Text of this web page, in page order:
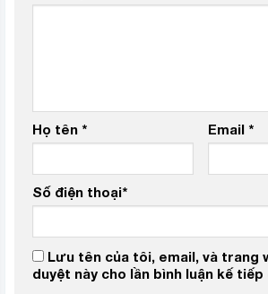
Họ tên * Email *
Số điện thoại*
Lưu tên của tôi, email, và trang
duyệt này cho lần bình luận kế